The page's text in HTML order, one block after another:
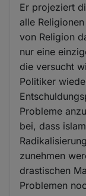
Er projeziert
alle
von Religion
nur eine
die versucht
Politiker
Probleme
bei, dass
zunehmen
drastischen
Problemen